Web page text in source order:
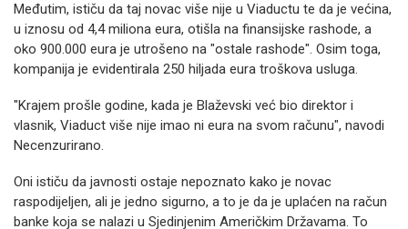
Međutim, ističu da taj novac više nije u Viaductu te da je većina,
u iznosu od 4,4 miliona eura, otišla na finansijske rashode, a
oko 900.000 eura je utrošeno na "ostale rashode". Osim toga,
kompanija je evidentirala 250 hiljada eura troškova usluga.
"Krajem prošle godine, kada je Blaževski već bio direktor i
vlasnik, Viaduct više nije imao ni eura na svom računu", navodi
Necenzurirano.
Oni ističu da javnosti ostaje nepoznato kako je novac
raspodijeljen, ali je jedno sigurno, a to je da je uplaćen na račun
banke koja se nalazi u Sjedinjenim Američkim Državama. To